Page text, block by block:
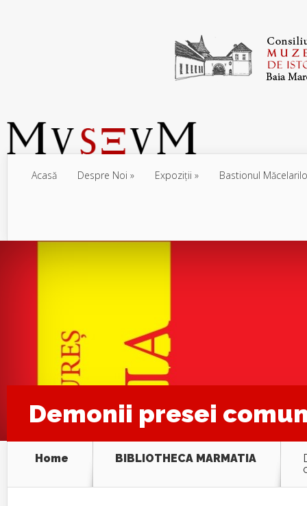
Acasă Despre Noi Expoziţii Bastionul
Demonii presei
Home BIBLIOTHECA MARMATIA